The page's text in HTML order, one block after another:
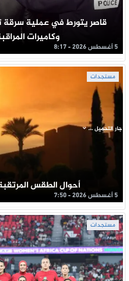
قاصر يتورط في عملية سرقة
وكاميرات
5 أغسطس 2026 - 8:17
مستجدات
أحوال الطقس المرتقبة
5 أغسطس 2026 - 7:50
مستجدات
جار التحميل ...